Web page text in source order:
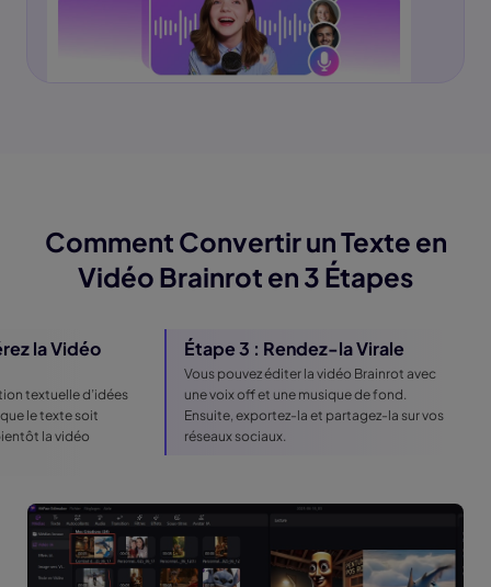
Comment Convertir un Texte en
Vidéo Brainrot en 3 Étapes
la Vidéo
textuelle d’idées
le texte soit
la vidéo
Étape 3 : Rendez-la Virale
Vous pouvez éditer la vidéo Brainrot avec
une voix off et une musique de fond.
Ensuite, exportez-la et partagez-la sur vos
réseaux sociaux.